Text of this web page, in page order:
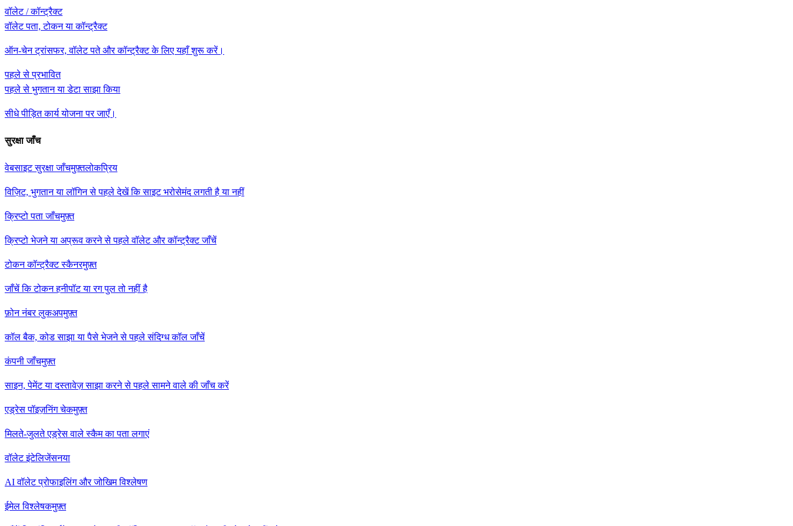
वॉलेट / कॉन्ट्रैक्ट
वॉलेट पता, टोकन या कॉन्ट्रैक्ट
ऑन-चेन ट्रांसफर, वॉलेट पते और कॉन्ट्रैक्ट के लिए यहाँ शुरू करें।
पहले से प्रभावित
पहले से भुगतान या डेटा साझा किया
सीधे पीड़ित कार्य योजना पर जाएँ।
सुरक्षा जाँच
वेबसाइट सुरक्षा जाँचमुफ़्तलोकप्रिय
विज़िट, भुगतान या लॉगिन से पहले देखें कि साइट भरोसेमंद लगती है या नहीं
क्रिप्टो पता जाँचमुफ़्त
क्रिप्टो भेजने या अप्रूव करने से पहले वॉलेट और कॉन्ट्रैक्ट जाँचें
टोकन कॉन्ट्रैक्ट स्कैनरमुफ़्त
जाँचें कि टोकन हनीपॉट या रग पुल तो नहीं है
फ़ोन नंबर लुकअपमुफ़्त
कॉल बैक, कोड साझा या पैसे भेजने से पहले संदिग्ध कॉल जाँचें
कंपनी जाँचमुफ़्त
साइन, पेमेंट या दस्तावेज़ साझा करने से पहले सामने वाले की जाँच करें
एड्रेस पॉइज़निंग चेकमुफ़्त
मिलते-जुलते एड्रेस वाले स्कैम का पता लगाएं
वॉलेट इंटेलिजेंसनया
AI वॉलेट प्रोफाइलिंग और जोखिम विश्लेषण
ईमेल विश्लेषकमुफ़्त